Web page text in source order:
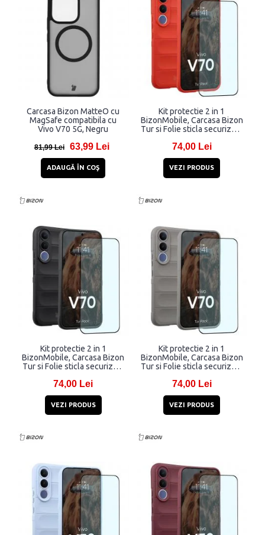
Carcasa Bizon MatteO cu
MagSafe compatibila cu
Vivo V70 5G, Negru
81,99 Lei 63,99 Lei
ADAUGĂ ÎN COŞ
Kit protectie 2 in 1
BizonMobile, Carcasa Bizon
Tur si Folie sticla securizata
compatibil cu Vivo V70,
Rosu
74,00 Lei
VEZI PRODUS
Kit protectie 2 in 1
BizonMobile, Carcasa Bizon
Tur si Folie sticla securizata
compatibil cu Vivo V70,
74,00 Lei
VEZI PRODUS
Kit protectie 2 in 1
BizonMobile, Carcasa Bizon
Tur si Folie sticla securizata
compatibil cu Vivo V70,
74,00 Lei
VEZI PRODUS